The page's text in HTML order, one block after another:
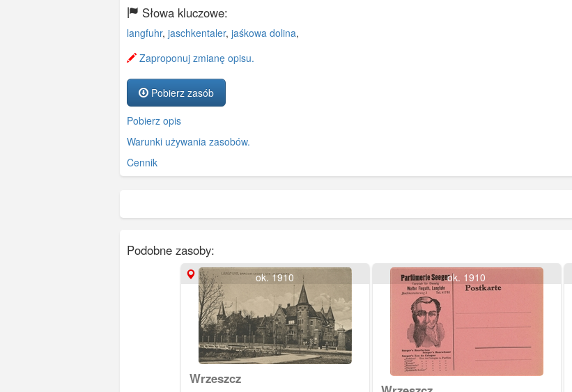
Słowa kluczowe:
langfuhr, jaschkentaler, jaśkowa dolina,
Zaproponuj zmianę opisu.
Pobierz zasób
Pobierz opis
Warunki używania zasobów.
Cennik
Podobne zasoby:
ok. 1910
Wrzeszcz
ok. 1910